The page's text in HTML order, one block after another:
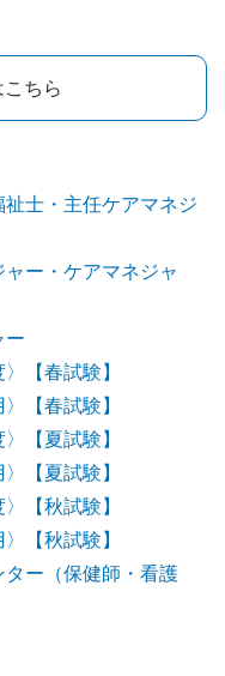
ちら
士・主任ケアマネジ
ー・ケアマネジャ
ー
【春試験】
【春試験】
【夏試験】
【夏試験】
【秋試験】
【秋試験】
ター（保健師・看護